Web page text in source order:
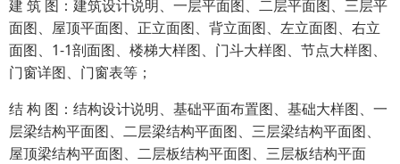
建 筑 图：建筑设计说明、一层平面图、二层平面图、三层平
面图、屋顶平面图、正立面图、背立面图、左立面图、右立
面图、1-1剖面图、楼梯大样图、门斗大样图、节点大样图、
门窗详图、门窗表等；
结 构 图：结构设计说明、基础平面布置图、基础大样图、一
层梁结构平面图、二层梁结构平面图、三层梁结构平面图、
屋顶梁结构平面图、二层板结构平面图、三层板结构平面